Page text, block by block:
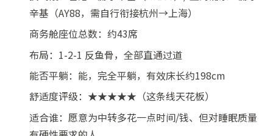
辛基（AY88，需自行衔接杭州→上海）
商务舱座位总数：约43席
布局：1-2-1 反鱼骨，全部直通过道
能否平躺：能，完全平躺，有效床长约198cm
舒适度评级：★★★★★（这条线天花板）
适合谁：愿意为中转多花一点时间/钱、但对睡眠质量